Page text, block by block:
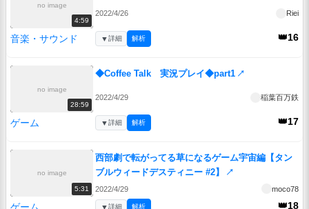
no image
4:59
2022/4/26 Riei
音楽・サウンド 👑16
▼詳細 解析
no image
28:59
◆Coffee Talk 実況プレイ◆part1 ↗
2022/4/29 稲葉百万鉄
ゲーム 👑17
▼詳細 解析
no image
5:31
西部劇で転がってる草になるゲーム宇宙編【タン
ブルウィードデスティニー #2】
↗
2022/4/29 moco78
👑18
▼詳細 解析